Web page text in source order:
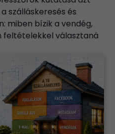
szálláskeresés és
miben bízik a vendég,
feltételekkel választaná